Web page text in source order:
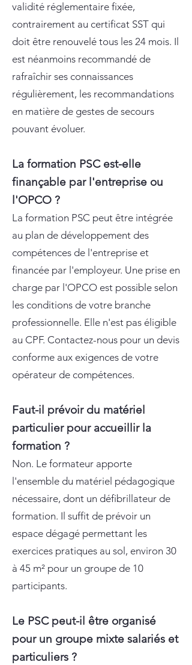
validité réglementaire fixée,
contrairement au certificat SST qui
doit être renouvelé tous les 24 mois. Il
est néanmoins recommandé de
rafraîchir ses connaissances
régulièrement, les recommandations
en matière de gestes de secours
pouvant évoluer.
La formation PSC est-elle
finançable par l'entreprise ou
l'OPCO ?
La formation PSC peut être intégrée
au plan de développement des
compétences de l'entreprise et
financée par l'employeur. Une prise en
charge par l'OPCO est possible selon
les conditions de votre branche
professionnelle. Elle n'est pas éligible
au CPF. Contactez-nous pour un devis
conforme aux exigences de votre
opérateur de compétences.
Faut-il prévoir du matériel
particulier pour accueillir la
formation ?
Non. Le formateur apporte
l'ensemble du matériel pédagogique
nécessaire, dont un défibrillateur de
formation. Il suffit de prévoir un
espace dégagé permettant les
exercices pratiques au sol, environ 30
à 45 m² pour un groupe de 10
participants.
Le PSC peut-il être organisé
pour un groupe mixte salariés et
particuliers ?